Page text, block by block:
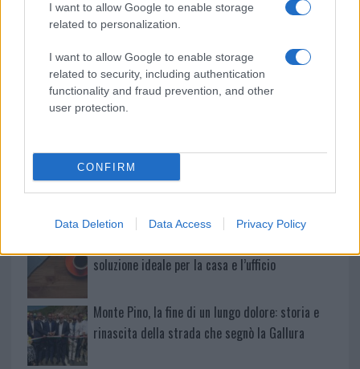
I want to allow Google to enable storage
related to personalization.
I want to allow Google to enable storage
related to security, including authentication
functionality and fraud prevention, and other
user protection.
CONFIRM
Data Deletion Data Access Privacy Policy
vivo: un amico vip svela come fa
Calangianus, dopo le polemiche il centro
Olbia, divieto di sosta contro spaccio e degrado:
esplode la protesta
soluzione ideale per la casa e l’ufficio
Monte Pino, la fine di un lungo dolore: storia e
rinascita della strada che segnò la Gallura